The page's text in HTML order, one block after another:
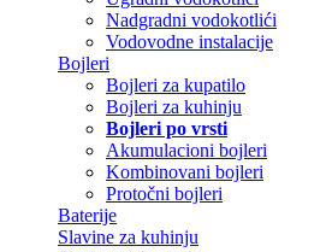
Nadgradni vodokotlići
Vodovodne instalacije
Bojleri
Bojleri za kupatilo
Bojleri za kuhinju
Bojleri po vrsti
Akumulacioni bojleri
Kombinovani bojleri
Protočni bojleri
Baterije
Slavine za kuhinju